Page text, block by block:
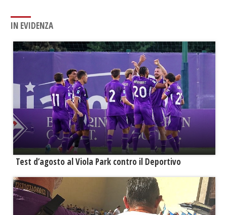
IN EVIDENZA
Test d’agosto al Viola Park contro il Deportivo